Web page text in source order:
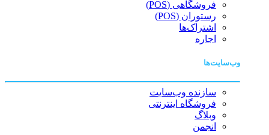
فروشگاهی (POS)
رستوران (POS)
اشتراک‌ها
اجاره
وب‌سایت‌ها
سازنده وب‌سایت
فروشگاه اینترنتی
وبلاگ
انجمن